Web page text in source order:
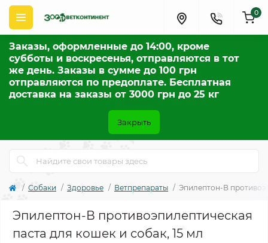
Заказы, оформленные до 14:00, кроме
субботы и воскресенья, отправляются в тот
же день. Заказы в сумме до 100 грн
отправляются по предоплате. Бесплатная
доставка на заказы от 3000 грн до 25 кг
Закрыть
0
Собаки Здоровье Ветпрепараты Эпилептон-В
Эпилептон-В противоэпилептическая
паста для кошек и собак, 15 мл